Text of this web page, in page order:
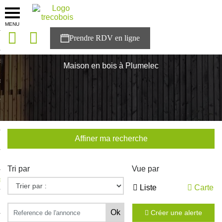
MENU
solutions
Trecobois
à NESTOR
Maison en bois à Plumelec
Affiner ma recherche
Tri par Vue par
Liste Carte
Créer une alerte